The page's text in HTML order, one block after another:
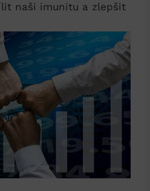
naši imunitu a zlepšit